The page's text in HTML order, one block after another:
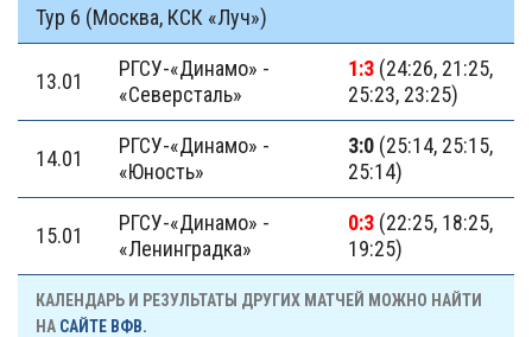
Тур 6 (Москва, КСК «Луч»)
13.01
РГСУ-«Динамо» -
«Северсталь»
1:3 (24:26, 21:25,
25:23, 23:25)
14.01
РГСУ-«Динамо» -
«Юность»
3:0 (25:14, 25:15,
25:14)
15.01
РГСУ-«Динамо» -
«Ленинградка»
0:3 (22:25, 18:25,
19:25)
КАЛЕНДАРЬ И РЕЗУЛЬТАТЫ ДРУГИХ МАТЧЕЙ МОЖНО НАЙТИ
НА САЙТЕ ВФВ.